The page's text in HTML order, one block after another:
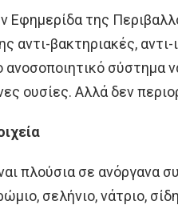
της
αντι-βακτηριακές, αντι-
σύστημα
ουσίες. Αλλά δεν
πλούσια σε ανόργανα
σελήνιο, νάτριο,